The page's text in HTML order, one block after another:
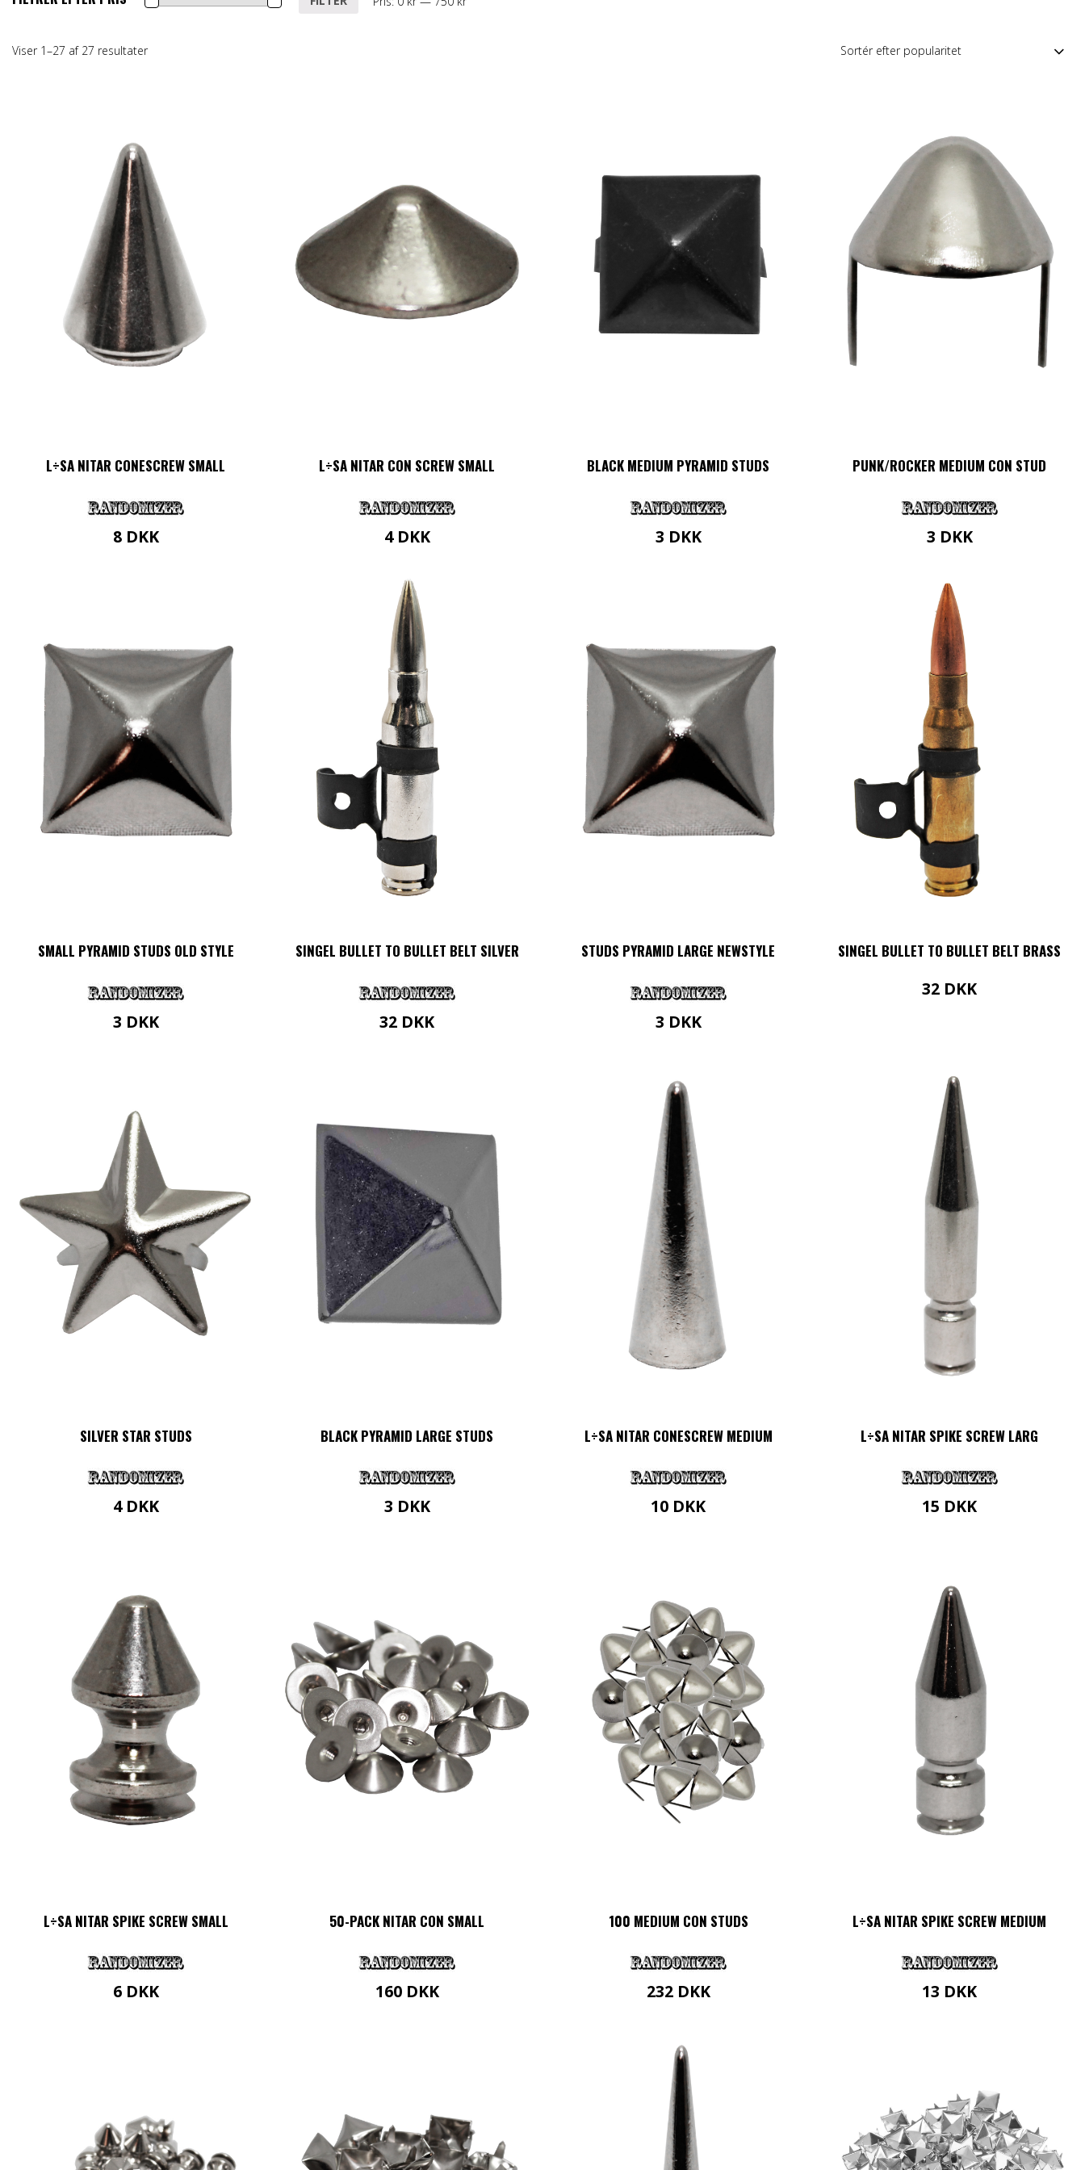
Viser 1–27 af 27 resultater
L÷SA NITAR CONESCREW SMALL
8 DKK
L÷SA NITAR CON SCREW SMALL
4 DKK
BLACK MEDIUM PYRAMID STUDS
3 DKK
PUNK/ROCKER MEDIUM CON STUD
3 DKK
SMALL PYRAMID STUDS OLD STYLE
3 DKK
SINGEL BULLET TO BULLET BELT SILVER
32 DKK
STUDS PYRAMID LARGE NEWSTYLE
3 DKK
SINGEL BULLET TO BULLET BELT BRASS
32 DKK
SILVER STAR STUDS
4 DKK
BLACK PYRAMID LARGE STUDS
3 DKK
L÷SA NITAR CONESCREW MEDIUM
10 DKK
L÷SA NITAR SPIKE SCREW LARG
15 DKK
L÷SA NITAR SPIKE SCREW SMALL
6 DKK
50-PACK NITAR CON SMALL
160 DKK
100 MEDIUM CON STUDS
232 DKK
L÷SA NITAR SPIKE SCREW MEDIUM
13 DKK